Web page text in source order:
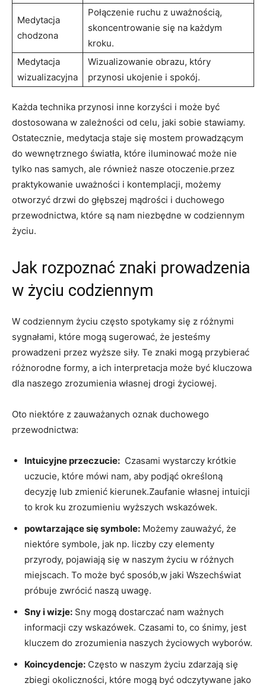
Medytacja
chodzona
Połączenie⁤ ruchu z uważnością,
skoncentrowanie się na każdym
⁤kroku.
Medytacja
wizualizacyjna
Wizualizowanie obrazu, który
przynosi ukojenie i spokój.
Każda technika przynosi inne korzyści i może być
dostosowana w zależności od celu, jaki sobie stawiamy.⁤
Ostatecznie, medytacja staje się mostem prowadzącym
‍do wewnętrznego światła, które iluminować​ może nie⁣
tylko nas samych, ale również ⁢nasze otoczenie.przez
praktykowanie uważności i kontemplacji, możemy
otworzyć drzwi do głębszej mądrości i duchowego
przewodnictwa, które są⁢ nam niezbędne‌ w codziennym
życiu.
Jak rozpoznać⁢ znaki prowadzenia
w życiu codziennym
W codziennym życiu ⁣często spotykamy się z różnymi
sygnałami, które mogą sugerować, że ‍jesteśmy
prowadzeni przez wyższe siły. Te znaki mogą przybierać
różnorodne formy,​ a ich interpretacja⁢ może być kluczowa
dla naszego zrozumienia własnej drogi życiowej.
Oto niektóre z zauważanych oznak duchowego
przewodnictwa:
Intuicyjne przeczucie: ⁢ Czasami⁤ wystarczy krótkie
uczucie, które mówi nam,⁤ aby podjąć ‍określoną
decyzję lub zmienić kierunek.Zaufanie własnej intuicji
‌to krok ku zrozumieniu wyższych wskazówek.
powtarzające się ⁤symbole: Możemy zauważyć, że
niektóre symbole, jak​ np. liczby czy elementy
przyrody, pojawiają⁣ się w naszym życiu w różnych
miejscach. To może ​być sposób,w jaki Wszechświat
próbuje zwrócić naszą uwagę.
Sny i ⁢wizje: Sny mogą dostarczać ⁤nam ważnych
informacji czy wskazówek. Czasami to, co​ śnimy, jest
kluczem do zrozumienia naszych życiowych wyborów.
Koincydencje: Często w naszym życiu zdarzają się
zbiegi okoliczności, które mogą być odczytywane jako